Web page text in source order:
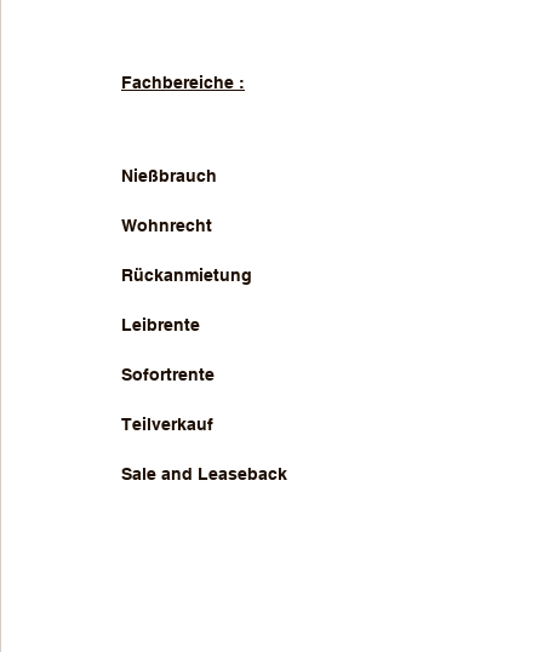
Fachbereiche :
Nießbrauch
Wohnrecht
Rückanmietung
Leibrente
Sofortrente
Teilverkauf
Sale and Leaseback